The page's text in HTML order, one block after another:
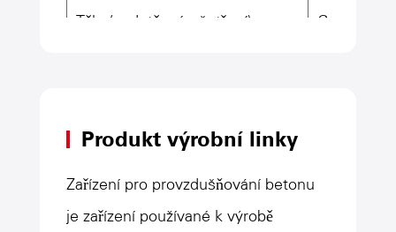
Tělo (vodotěsné ošetření) Celková
Produkt výrobní linky
Zařízení pro provzdušňování betonu
je zařízení používané k výrobě